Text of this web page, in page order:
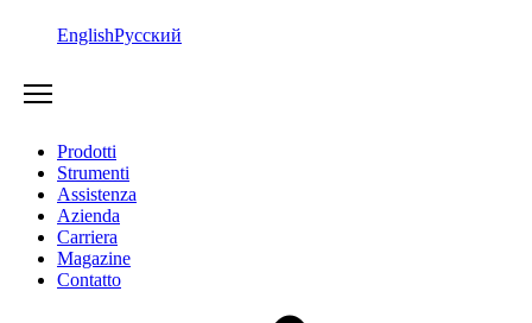
EnglishРусский
Prodotti
Strumenti
Assistenza
Azienda
Carriera
Magazine
Contatto